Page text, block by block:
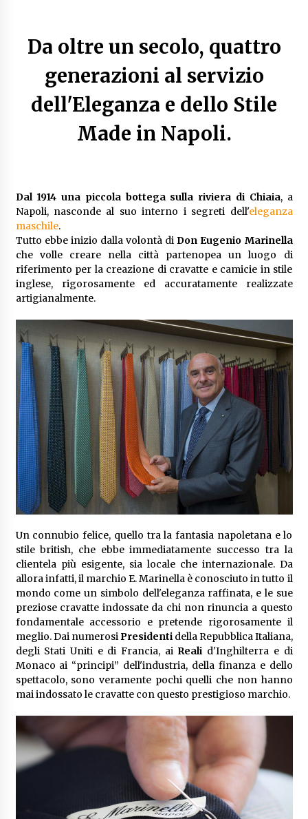
Da oltre un secolo, quattro
generazioni al servizio
dell'Eleganza e dello Stile
Made in Napoli.
Dal 1914 una piccola bottega sulla riviera di Chiaia, a
Napoli, nasconde al suo interno i segreti dell'eleganza
maschile.
Tutto ebbe inizio dalla volontà diDon Eugenio Marinella
che volle creare nella città partenopea un luogo di
riferimento per la creazione di cravatte e camicie in stile
inglese, rigorosamente ed accuratamente realizzate
artigianalmente.
Un connubio felice, quello tra la fantasia napoletana e lo
stile british, che ebbe immediatamente successo tra la
clientela più esigente, sia locale che internazionale. Da
allora infatti, il marchio E. Marinella è conosciuto in tutto il
mondo come un simbolo dell'eleganza raffinata, e le sue
preziose cravatte indossate da chi non rinuncia a questo
fondamentale accessorio e pretende rigorosamente il
meglio. Dai numerosiPresidentidella Repubblica Italiana,
degli Stati Uniti e di Francia, ai Reali d'Inghilterra e di
Monaco ai “principi” dell'industria, della finanza e dello
spettacolo, sono veramente pochi quelli che non hanno
mai indossato le cravatte con questo prestigioso marchio.